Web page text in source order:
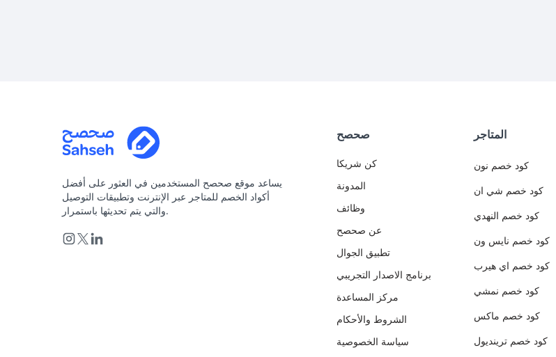
يساعد موقع صحصح المستخدمين في العثور على أفضل
أكواد الخصم للمتاجر عبر الإنترنت وتطبيقات التوصيل
والتي يتم تحديثها باستمرار.
صحصح
كن شريكا
المدونة
وظائف
عن صحصح
تطبيق الجوال
برنامج الاصدار التجريبي
مركز المساعدة
الشروط والأحكام
سياسة الخصوصية
المتاجر
كود خصم نون
كود خصم شي ان
كود خصم النهدي
كود خصم نايس ون
كود خصم اي هيرب
كود خصم نمشي
كود خصم ماكس
كود خصم ترينديول